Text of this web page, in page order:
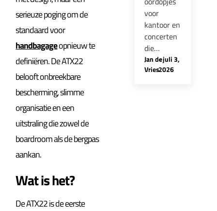
serieuze poging om de
standaard voor
handbagageopnieuw te
definiëren. De ATX22
belooft onbreekbare
bescherming, slimme
organisatie en een
uitstraling die zowel de
boardroom als de bergpas
aankan.
Wat is het?
De ATX22 is de eerste
voor
kantoor en
concerten
die…
Jan de
Vries
-juli 3,
2026